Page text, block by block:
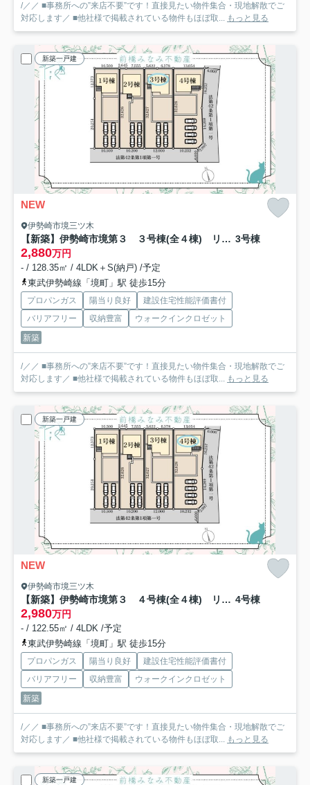
/／／ ■事務所への”来店不要”です！直接見たい物件集合・現地解散でご
対応します／ ■他社様で掲載されている物件もほぼ取... もっと見る
新築一戸建
NEW
伊勢崎市境三ツ木
【新築】伊勢崎市境第３ ３号棟(全４棟) リーブルガーデン 新築建売分譲 3号棟
2,880万円
- / 128.35㎡ / 4LDK＋S(納戸) /予定
東武伊勢崎線「境町」駅 徒歩15分
プロパンガス 陽当り良好
建設住宅性能評価書付
バリアフリー
収納豊富
ウォークインクロゼット
新築
/／／ ■事務所への”来店不要”です！直接見たい物件集合・現地解散でご
対応します／ ■他社様で掲載されている物件もほぼ取... もっと見る
新築一戸建
NEW
伊勢崎市境三ツ木
【新築】伊勢崎市境第３ ４号棟(全４棟) リーブルガーデン 新築建売分譲 4号棟
2,980万円
- / 122.55㎡ / 4LDK /予定
東武伊勢崎線「境町」駅 徒歩15分
プロパンガス 陽当り良好
建設住宅性能評価書付
バリアフリー
収納豊富
ウォークインクロゼット
新築
/／／ ■事務所への”来店不要”です！直接見たい物件集合・現地解散でご
対応します／ ■他社様で掲載されている物件もほぼ取... もっと見る
新築一戸建